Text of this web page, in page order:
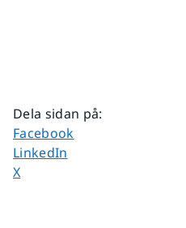
Dela sidan på:
Dela sidan på
Facebook
Dela sidan på
LinkedIn
Dela sidan på
X